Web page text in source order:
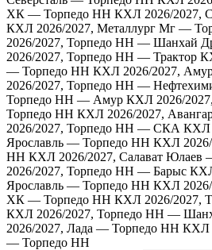
ХК — Торпедо НН КХЛ 2026/2027,
КХЛ 2026/2027, Металлург Мг —
2026/2027, Торпедо НН — Шанхай
2026/2027, Торпедо НН — Трактор
— Торпедо НН КХЛ 2026/2027,
2026/2027, Торпедо НН —
Торпедо НН — Амур КХЛ 2026/
Торпедо НН КХЛ 2026/2027,
2026/2027, Торпедо НН — СКА КХЛ
Ярославль — Торпедо НН КХЛ
НН КХЛ 2026/2027, Салават Юлаев
2026/2027, Торпедо НН — Барыс
Ярославль — Торпедо НН КХЛ 2026/
ХК — Торпедо НН КХЛ 2026/2027,
КХЛ 2026/2027, Торпедо НН —
2026/2027, Лада — Торпедо НН КХЛ
— Торпедо НН